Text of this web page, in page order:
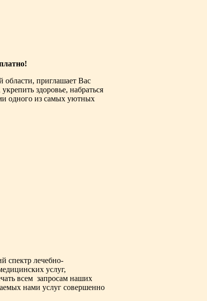
приглашает Вас
здоровье, набраться
одного из самых уютных
спектр лечебно-
услуг,
всем запросам наших
нами услуг совершенно